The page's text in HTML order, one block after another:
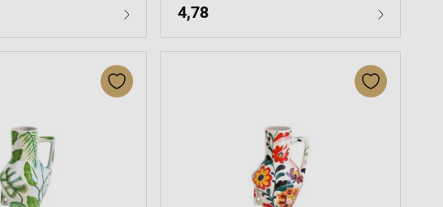
4,78